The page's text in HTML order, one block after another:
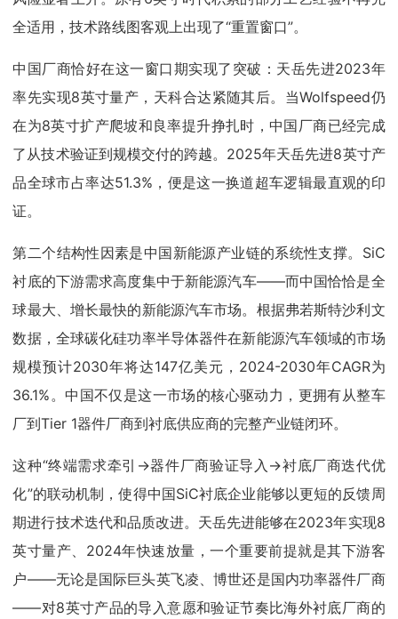
全适用，技术路线图客观上出现了“重置窗口”。
中国厂商恰好在这一窗口期实现了突破：天岳先进2023年
率先实现8英寸量产，天科合达紧随其后。当Wolfspeed仍
在为8英寸扩产爬坡和良率提升挣扎时，中国厂商已经完成
了从技术验证到规模交付的跨越。2025年天岳先进8英寸产
品全球市占率达51.3%，便是这一换道超车逻辑最直观的印
证。
第二个结构性因素是中国新能源产业链的系统性支撑。SiC
衬底的下游需求高度集中于新能源汽车——而中国恰恰是全
球最大、增长最快的新能源汽车市场。根据弗若斯特沙利文
数据，全球碳化硅功率半导体器件在新能源汽车领域的市场
规模预计2030年将达147亿美元，2024-2030年CAGR为
36.1%。中国不仅是这一市场的核心驱动力，更拥有从整车
厂到Tier 1器件厂商到衬底供应商的完整产业链闭环。
这种“终端需求牵引→器件厂商验证导入→衬底厂商迭代优
化”的联动机制，使得中国SiC衬底企业能够以更短的反馈周
期进行技术迭代和品质改进。天岳先进能够在2023年实现8
英寸量产、2024年快速放量，一个重要前提就是其下游客
户——无论是国际巨头英飞凌、博世还是国内功率器件厂商
——对8英寸产品的导入意愿和验证节奏比海外衬底厂商的